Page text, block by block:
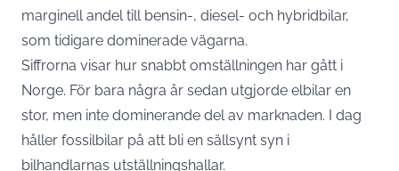
marginell andel till bensin-, diesel- och hybridbilar,
som tidigare dominerade vägarna.
Siffrorna visar hur snabbt omställningen har gått i
Norge. För bara några år sedan utgjorde elbilar en
stor, men inte dominerande del av marknaden. I dag
håller fossilbilar på att bli en sällsynt syn i
bilhandlarnas utställningshallar.